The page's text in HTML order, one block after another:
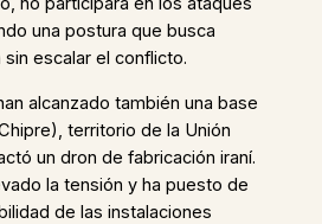
una postura que busca
escalar el conflicto.
alcanzado también una base
territorio de la Unión
un dron de fabricación iraní.
la tensión y ha puesto de
de las instalaciones